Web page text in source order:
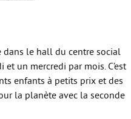
dans le hall du centre social
et un mercredi par mois. C’est
enfants à petits prix et des
la planète avec la seconde